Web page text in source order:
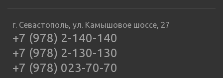
г. Севастополь, ул. Камышовое шоссе, 27
+7 (978) 2-140-140
+7 (978) 2-130-130
+7 (978) 023-70-70